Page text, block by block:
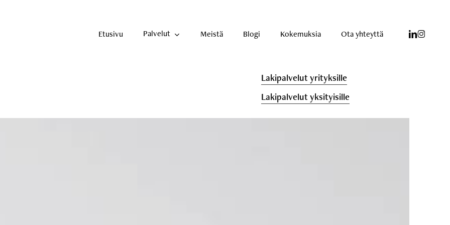
Etusivu Palvelut Meistä Blogi Kokemuksia Ota yhteyttä linkedin
instagram
Lakipalvelut yrityksille
Lakipalvelut yksityisille